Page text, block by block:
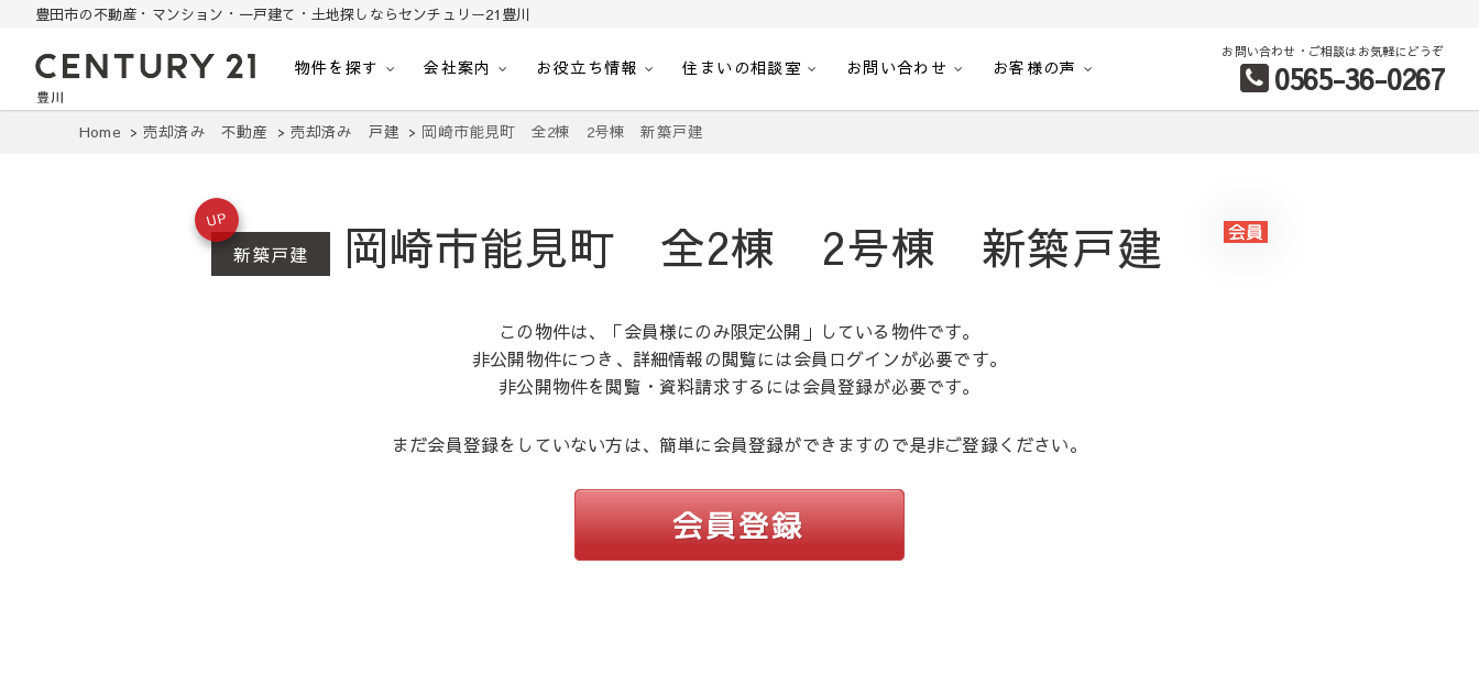
豊田市の不動産・マンション・一戸建て・土地探しならセンチュリー21豊川
豊田市の中古住宅・土地・リノベ物件探し｜センチュリー21豊川
物件を探す 会社案内 お役立ち情報 住まいの相談室 お問い合わせ お客様の声
お問い合わせ・ご相談はお気軽にどうぞ
0565-36-0267
Home 売却済み 不動産 売却済み 戸建 岡崎市能見町 全2棟 2号棟 新築戸建
新築戸建 岡崎市能見町 全2棟 2号棟 新築戸建
UP
この物件は、「会員様にのみ限定公開」している物件です。
非公開物件につき、詳細情報の閲覧には会員ログインが必要です。
非公開物件を閲覧・資料請求するには会員登録が必要です。
まだ会員登録をしていない方は、簡単に会員登録ができますので是非ご登録ください。